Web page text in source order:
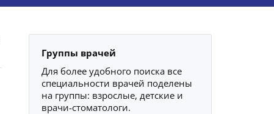
Группы врачей
Для более удобного поиска все
специальности врачей поделены
на группы: взрослые, детские и
врачи-стоматологи.